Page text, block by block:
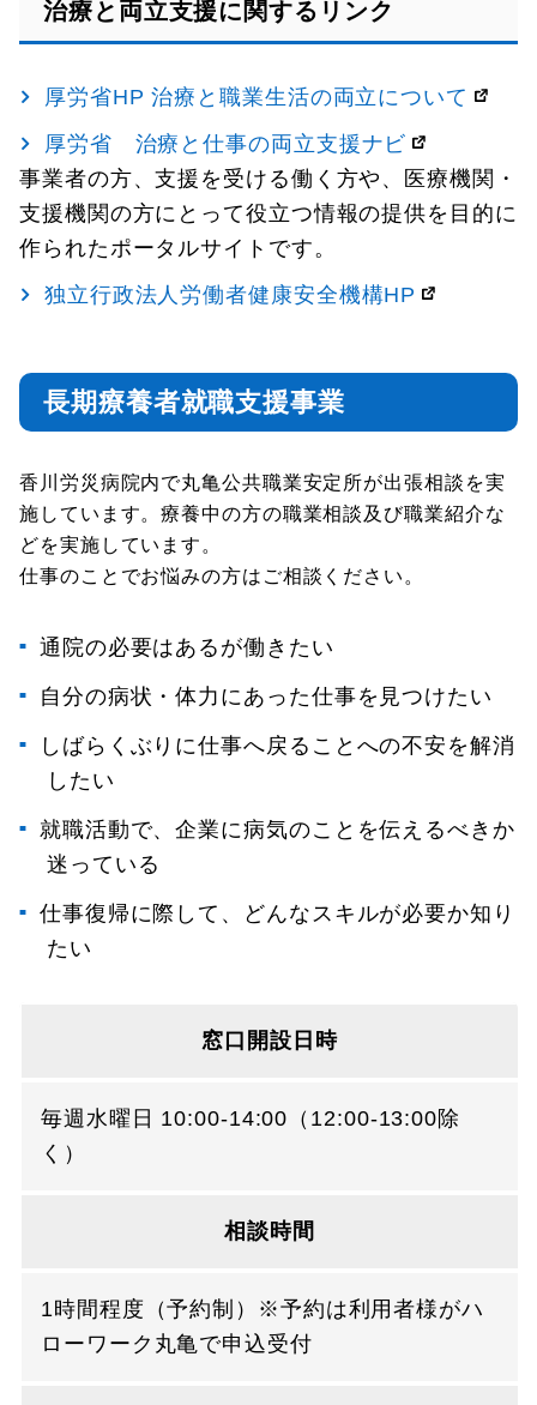
治療と両立支援に関するリンク
厚労省HP 治療と職業生活の両立について
厚労省 治療と仕事の両立支援ナビ
事業者の方、支援を受ける働く方や、医療機関・
支援機関の方にとって役立つ情報の提供を目的に
作られたポータルサイトです。
独立行政法人労働者健康安全機構HP
長期療養者就職支援事業
香川労災病院内で丸亀公共職業安定所が出張相談を実
施しています。療養中の方の職業相談及び職業紹介な
どを実施しています。
仕事のことでお悩みの方はご相談ください。
通院の必要はあるが働きたい
自分の病状・体力にあった仕事を見つけたい
しばらくぶりに仕事へ戻ることへの不安を解消
したい
就職活動で、企業に病気のことを伝えるべきか
迷っている
仕事復帰に際して、どんなスキルが必要か知り
たい
窓口開設日時
毎週水曜日 10:00-14:00（12:00-13:00除
く）
相談時間
1時間程度（予約制）※予約は利用者様がハ
ローワーク丸亀で申込受付